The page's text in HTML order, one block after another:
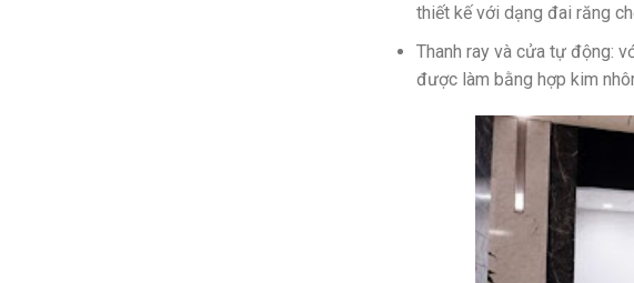
thiết kế với dạng đai răng
Thanh ray và cửa tự động:
được làm bằng hợp kim